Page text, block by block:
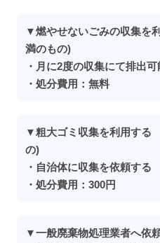
▼燃やせないごみの収集
満のもの)
・月に2度の収集にて排出可
・処分費用：無料
▼粗大ゴミ収集を利用す
の)
・自治体に収集を依頼する
・処分費用：300円
▼一般廃棄物処理業者へ依